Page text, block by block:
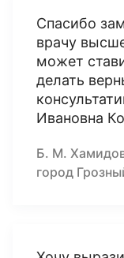
Спасибо
врачу
может
делать
Ивановна
Б. М.
город